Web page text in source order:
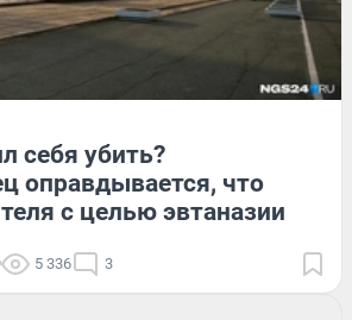
себя убить?
оправдывается, что
с целью эвтаназии
5 336 3